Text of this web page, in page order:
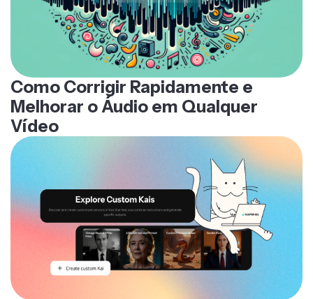
Como Corrigir Rapidamente e
Melhorar o Áudio em Qualquer
Vídeo